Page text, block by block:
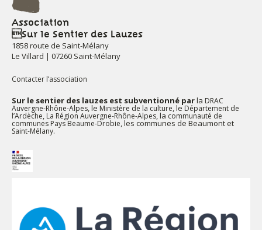
Association
Sur le Sentier des Lauzes
1858 route de Saint-Mélany
Le Villard | 07260 Saint-Mélany
Contacter l’association
Sur le sentier des lauzes est subventionné parla DRAC
Auvergne-Rhône-Alpes, le Ministère de la culture, leDépartement de
l’Ardèche, La Région Auvergne-Rhône-Alpes, la communauté de
communes Pays Beaume-Drobie, les communes de Beaumont et
Saint-Mélany.